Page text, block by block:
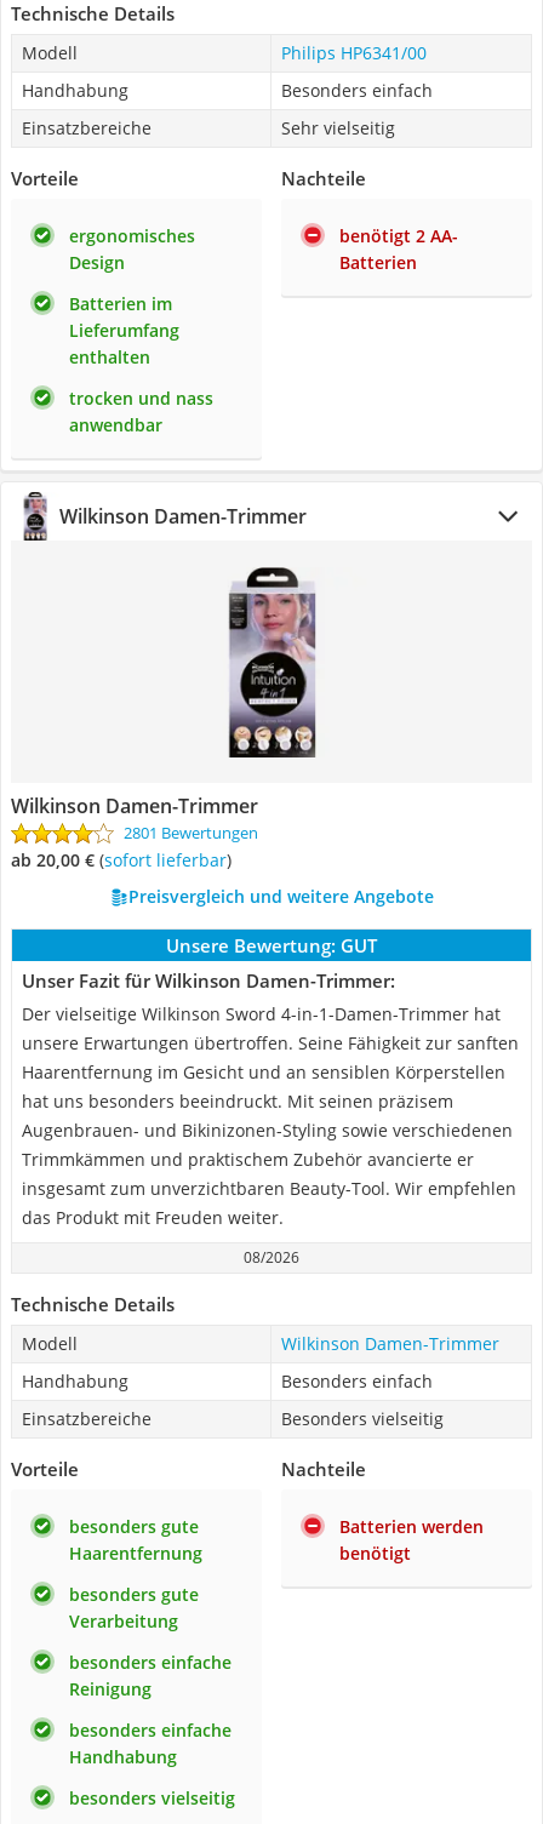
Technische Details
Modell
Philips HP6341/00
Handhabung
Besonders einfach
Einsatzbereiche
Sehr vielseitig
Vorteile
ergonomisches
Design
Batterien im
Lieferumfang
enthalten
trocken und nass
anwendbar
Nachteile
benötigt 2 AA-
Batterien
Wilkinson Damen-Trimmer
Wilkinson Damen-Trimmer
2801 Bewertungen
ab 20,00 € ( Sofort lieferbar)
Preisvergleich und weitere Angebote
Unsere Bewertung: GUT
Unser Fazit für Wilkinson Damen-Trimmer:
Der vielseitige Wilkinson Sword 4-in-1-Damen-Trimmer hat
unsere Erwartungen übertroffen. Seine Fähigkeit zur sanften
Haarentfernung im Gesicht und an sensiblen Körperstellen
hat uns besonders beeindruckt. Mit seinen präzisem
Augenbrauen- und Bikinizonen-Styling sowie verschiedenen
Trimmkämmen und praktischem Zubehör avancierte er
insgesamt zum unverzichtbaren Beauty-Tool. Wir empfehlen
das Produkt mit Freuden weiter.
08/2026
Technische Details
Modell
Wilkinson Damen-Trimmer
Handhabung
Besonders einfach
Einsatzbereiche
Besonders vielseitig
Vorteile
besonders gute
Haarentfernung
besonders gute
Verarbeitung
besonders einfache
Reinigung
besonders einfache
Handhabung
besonders vielseitig
Nachteile
Batterien werden
benötigt